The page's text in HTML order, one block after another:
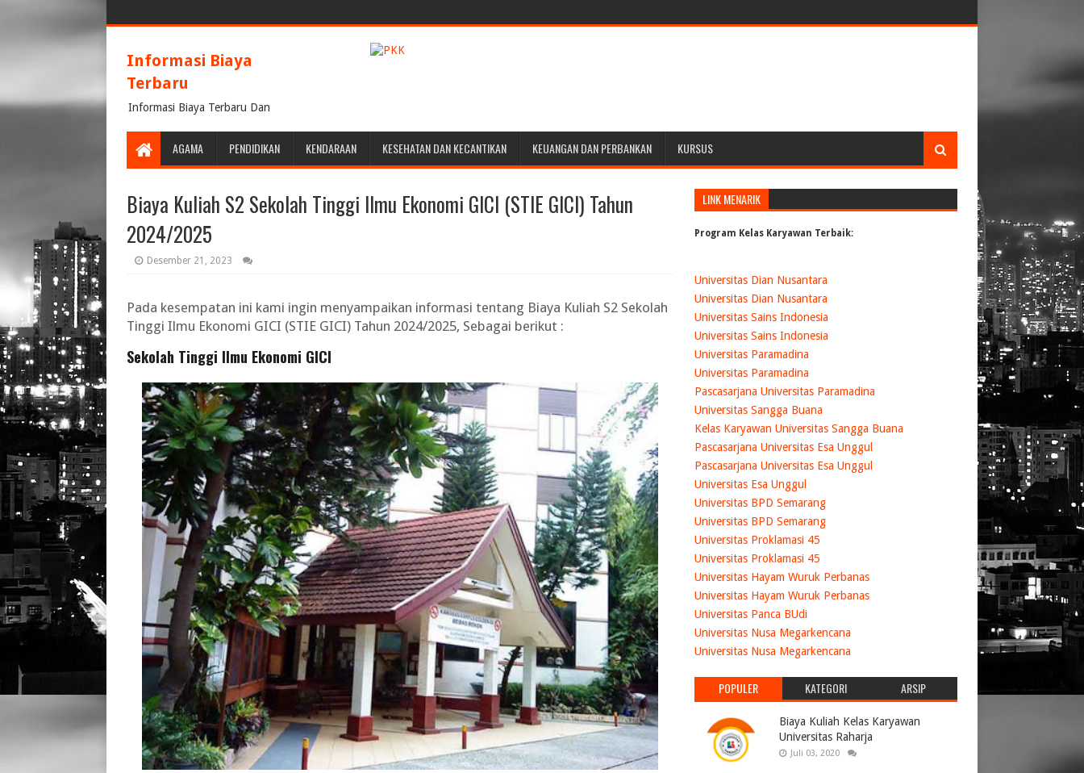
Informasi Biaya
Terbaru
Informasi Biaya Terbaru Dan
AGAMA PENDIDIKAN KENDARAAN KESEHATAN DAN KECANTIKAN KEUANGAN DAN PERBANKAN KURSUS
Biaya Kuliah S2 Sekolah Tinggi Ilmu Ekonomi GICI (STIE GICI) Tahun
2024/2025
Desember 21, 2023
Pada kesempatan ini kami ingin menyampaikan informasi tentang Biaya Kuliah S2 Sekolah
Tinggi Ilmu Ekonomi GICI (STIE GICI) Tahun 2024/2025, Sebagai berikut :
Sekolah Tinggi Ilmu Ekonomi GICI
LINK MENARIK
Program Kelas Karyawan Terbaik:
Universitas Dian Nusantara
Universitas Dian Nusantara
Universitas Sains Indonesia
Universitas Sains Indonesia
Universitas Paramadina
Universitas Paramadina
Pascasarjana Universitas Paramadina
Universitas Sangga Buana
Kelas Karyawan Universitas Sangga Buana
Pascasarjana Universitas Esa Unggul
Pascasarjana Universitas Esa Unggul
Universitas Esa Unggul
Universitas BPD Semarang
Universitas BPD Semarang
Universitas Proklamasi 45
Universitas Proklamasi 45
Universitas Hayam Wuruk Perbanas
Universitas Hayam Wuruk Perbanas
Universitas Panca BUdi
Universitas Nusa Megarkencana
Universitas Nusa Megarkencana
POPULER KATEGORI ARSIP
Biaya Kuliah Kelas Karyawan
Universitas Raharja
Juli 03, 2020